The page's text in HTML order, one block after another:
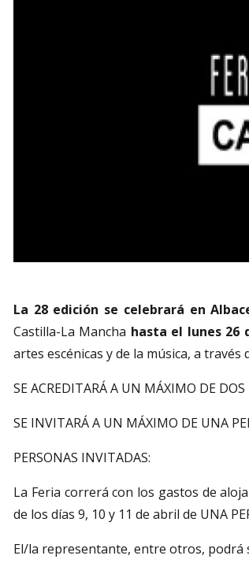
La 28 edición se celebrará en
Castilla-La Mancha hasta el lunes 26
artes escénicas y de la música, a
SE ACREDITARÁ A UN MÁXIMO DE
SE INVITARÁ A UN MÁXIMO DE UNA
PERSONAS INVITADAS:
La Feria correrá con los gastos de
de los días 9, 10 y 11 de abril de UNA
El/la representante, entre otros, podrá